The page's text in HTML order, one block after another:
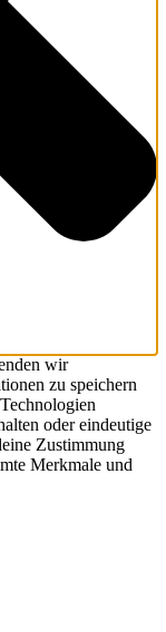
wir
zu speichern
oder eindeutige
Zustimmung
Merkmale und